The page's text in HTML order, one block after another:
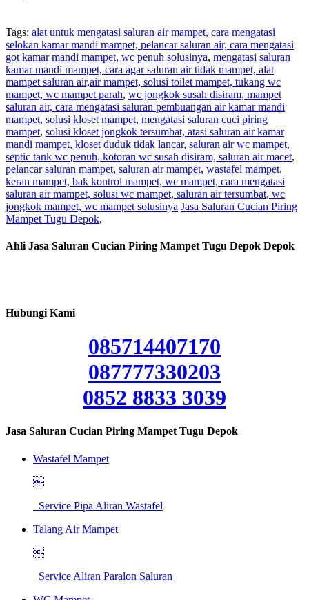
Tags: alat untuk mengatasi saluran air mampet, cara mengatasi
selokan kamar mandi mampet, pelancar saluran air, cara mengatasi
got kamar mandi mampet, wc penuh solusinya, mengatasi saluran
kamar mandi mampet, cara agar saluran air tidak mampet, alat
mampet saluran air,air mampet, solusi toilet mampet, tukang wc
mampet, wc mampet parah, wc jongkok susah disiram, mampet
saluran air, cara mengatasi saluran pembuangan air kamar mandi
mampet, solusi kloset mampet, mengatasi saluran cuci piring
mampet, solusi kloset jongkok tersumbat, atasi saluran air kamar
mandi mampet, kloset duduk tidak lancar, saluran air wc mampet,
septic tank wc penuh, kotoran wc susah disiram, saluran air macet,
pelancar saluran mampet, saluran air mampet, wastafel mampet,
keran mampet, bak kontrol mampet, wc mampet, cara mengatasi
saluran air mampet, solusi wc mampet, saluran air tersumbat, wc
jongkok mampet, wc mampet solusinya Jasa Saluran Cucian Piring
Mampet Tugu Depok,
Ahli Jasa Saluran Cucian Piring Mampet Tugu Depok Depok
Hubungi Kami
085714407170
087777330203
0852 8833 3039
Jasa Saluran Cucian Piring Mampet Tugu Depok
Wastafel Mampet

Service Pipa Aliran Wastafel
Talang Air Mampet

Service Aliran Paralon Saluran